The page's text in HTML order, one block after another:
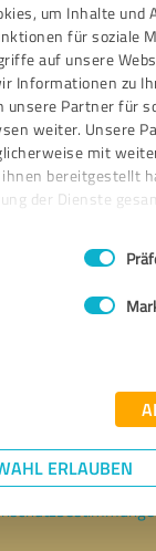
um Inhalte und
für soziale
auf unsere
Informationen zu
unsere Partner für
weiter. Unsere
mit
bereitgestellt
der Dienste
ERLAUBEN
Nachricht senden